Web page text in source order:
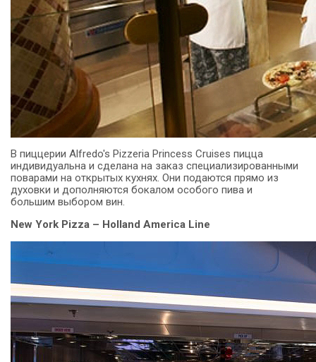
В пиццерии Alfredo's Pizzeria Princess Cruises пицца
индивидуальна и сделана на заказ специализированными
поварами на открытых кухнях. Они подаются прямо из
духовки и дополняются бокалом особого пива и
большим выбором вин.
New York Pizza – Holland America Line